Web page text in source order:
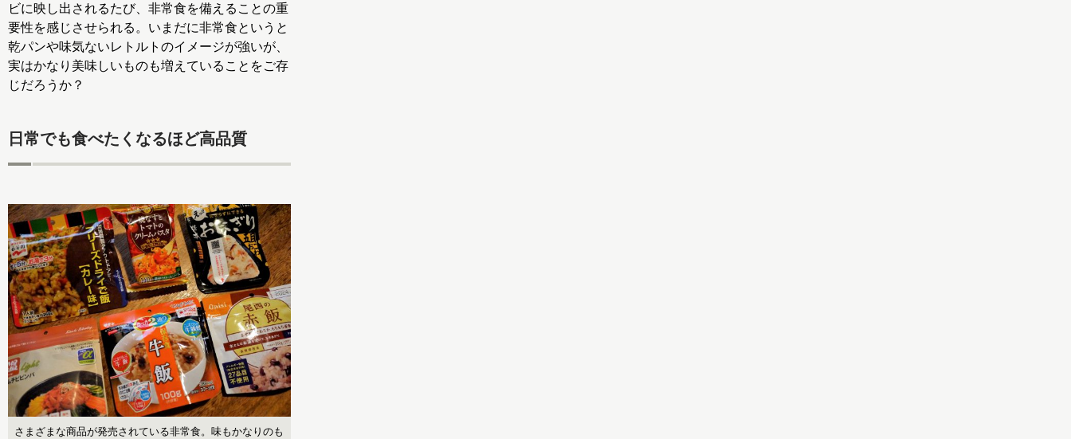
ビに映し出されるたび、非常食を備えることの重
要性を感じさせられる。いまだに非常食というと
乾パンや味気ないレトルトのイメージが強いが、
実はかなり美味しいものも増えていることをご存
じだろうか？
日常でも食べたくなるほど高品質
さまざまな商品が発売されている非常食。味もかなりのも